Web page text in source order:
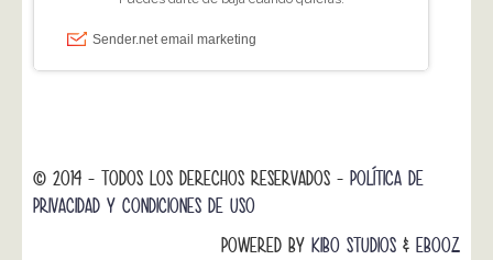
© 2014 - TODOS LOS DERECHOS RESERVADOS - POLÍTICA DE
PRIVACIDAD Y CONDICIONES DE USO
POWERED BY KIBO STUDIOS & EBOOZ